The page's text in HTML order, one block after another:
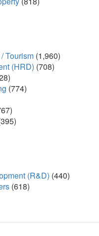
Tourism (1,960)
(HRD) (708)
(774)
(R&D) (440)
(618)